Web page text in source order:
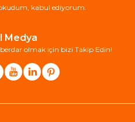
kabul ediyorum.
Medya
olmak için bizi Takip Edin!